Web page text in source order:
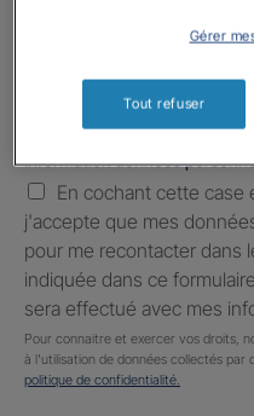
Information données
En cochant cette case
j'accepte que mes
pour me recontacter dans
indiquée dans ce
sera effectué avec mes
Pour connaitre et exercer vos droits,
à l'utilisation de données collectés
politique de confidentialité.
Gérer
Tout refuser